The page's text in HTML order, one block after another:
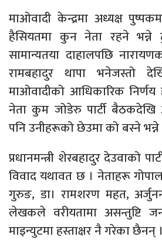
माओवादी केन्द्रमा अध्यक्ष
हैसियतमा कुन नेता रहने
सामान्यतया दाहालपछि
रामबहादुर थापा भनेजस्तो
माओवादीको आधिकारिक निर्णय
नेता कुम जोडेरु पार्टी बैठकदेखि
पनि उनीहरूको छेउमा को बस्ने भन्ने
प्रधानमन्त्री शेरबहादुर देउवाको
विवाद यथावत छ । नेताहरू
गुरुङ, डा। रामशरण महत,
लेखकले वरीयतामा असन्तुष्टि
माइन्युटमा हस्ताक्षर नै गरेका छैनन् ।